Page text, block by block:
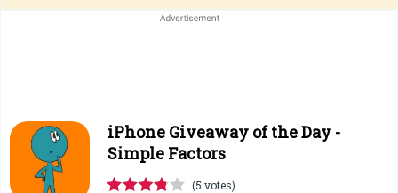
iPhone Giveaway of the Day -
Simple Factors
(5 votes)